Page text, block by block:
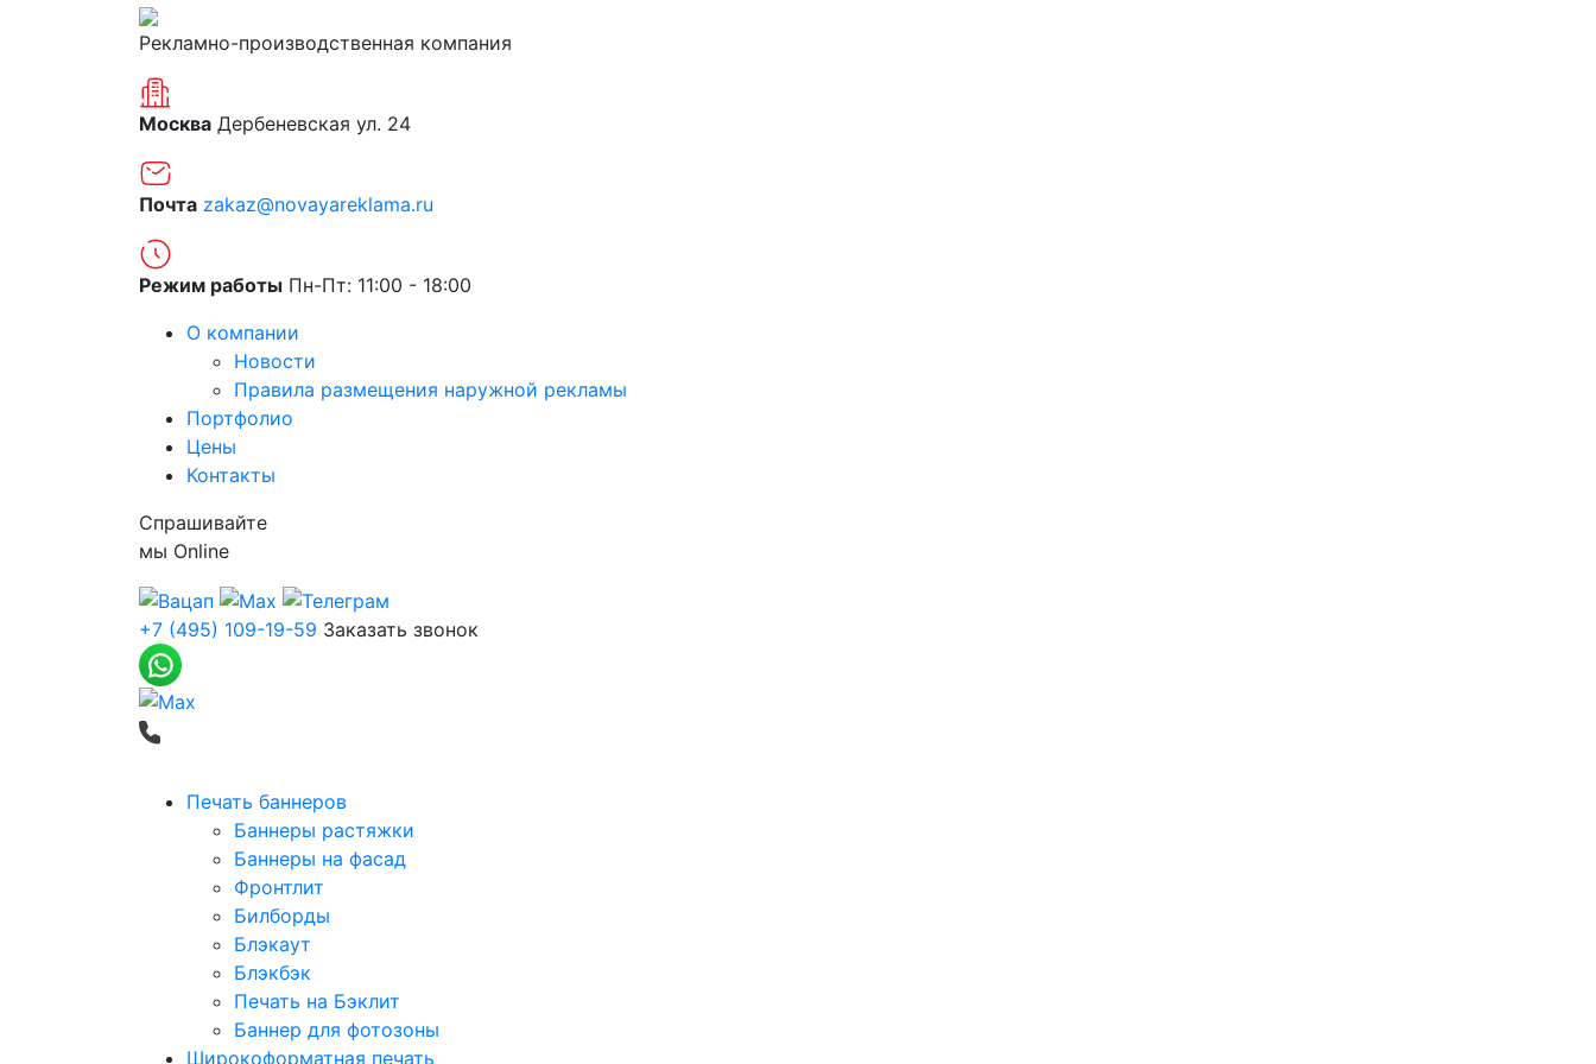
Рекламно-производственная компания
Москва Дербеневская ул. 24
Почта zakaz@novayareklama.ru
Режим работы Пн-Пт: 11:00 - 18:00
О компании
Новости
Правила размещения наружной рекламы
Портфолио
Цены
Контакты
Спрашивайте
мы Online
+7 (495) 109-19-59 Заказать звонок
Печать баннеров
Баннеры растяжки
Баннеры на фасад
Фронтлит
Билборды
Блэкаут
Блэкбэк
Печать на Бэклит
Баннер для фотозоны
Широкоформатная печать